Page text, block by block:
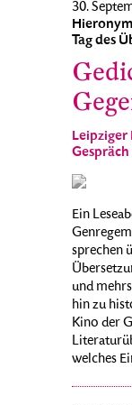
30.
Tag des
Ein
sprechen
und
hin zu
Kino der
welches